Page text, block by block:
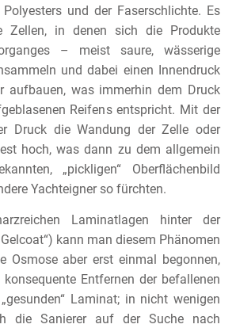
und der Faserschlichte. Es
Zellen, in denen sich die Produkte
– meist saure, wässerige
und dabei einen Innendruck
aufbauen, was immerhin dem Druck
Reifens entspricht. Mit der
Druck die Wandung der Zelle oder
hoch, was dann zu dem allgemein
„pickligen“ Oberflächenbild
Yachteigner so fürchten.
Laminatlagen hinter der
kann man diesem Phänomen
Osmose aber erst einmal begonnen,
Entfernen der befallenen
Laminat; in nicht wenigen
die Sanierer auf der Suche nach